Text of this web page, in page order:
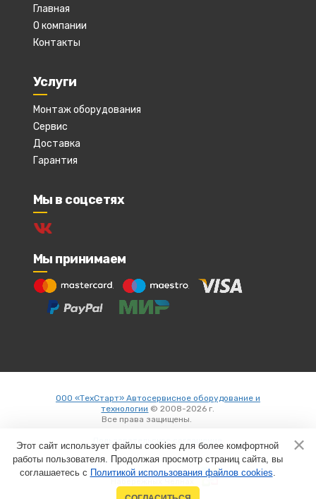
Главная
О компании
Контакты
Услуги
Монтаж оборудования
Сервис
Доставка
Гарантия
Мы в соцсетях
Мы принимаем
ООО «ТехСтарт» Автосервисное оборудование и
технологии © 2008-2026 г.
Все права защищены.
Пользовательское соглашение
Создание сайтов в
Этот сайт использует файлы cookies для более комфортной
работы пользователя. Продолжая просмотр страниц сайта, вы
соглашаетесь с Политикой использования файлов cookies.